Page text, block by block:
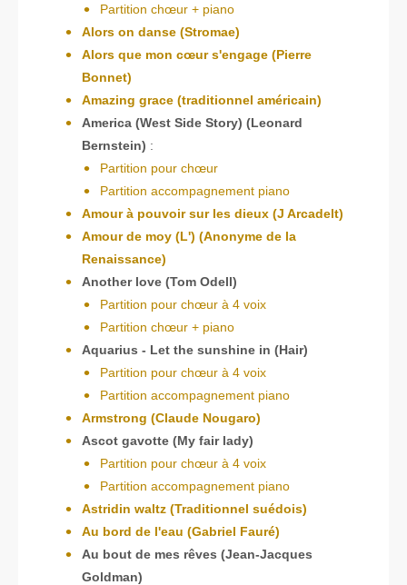
Partition chœur + piano
Alors on danse (Stromae)
Alors que mon cœur s'engage (Pierre
Bonnet)
Amazing grace (traditionnel américain)
America (West Side Story) (Leonard
Bernstein) :
Partition pour chœur
Partition accompagnement piano
Amour à pouvoir sur les dieux (J Arcadelt)
Amour de moy (L') (Anonyme de la
Renaissance)
Another love (Tom Odell)
Partition pour chœur à 4 voix
Partition chœur + piano
Aquarius - Let the sunshine in (Hair)
Partition pour chœur à 4 voix
Partition accompagnement piano
Armstrong (Claude Nougaro)
Ascot gavotte (My fair lady)
Partition pour chœur à 4 voix
Partition accompagnement piano
Astridin waltz (Traditionnel suédois)
Au bord de l'eau (Gabriel Fauré)
Au bout de mes rêves (Jean-Jacques
Goldman)